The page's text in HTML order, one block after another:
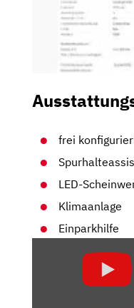
frei
LED-
Klimaanlage
Einparkhilfe